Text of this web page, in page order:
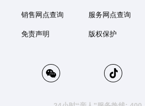
销售网点查询 服务网点查询
免责声明 版权保护